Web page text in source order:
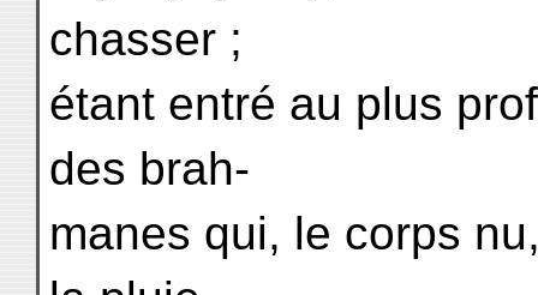
chasser ;
étant entré au plus
des brah-
manes qui, le corps